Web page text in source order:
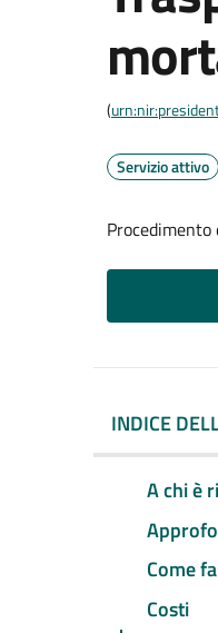
(
Servizio attivo
INDICE
A chi è
Come
Costi